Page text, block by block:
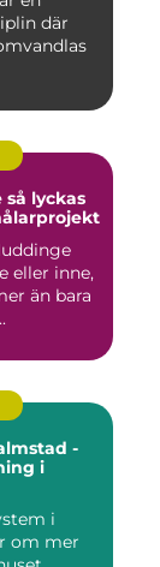
där
eller inne,
än bara
-
i
i
om mer